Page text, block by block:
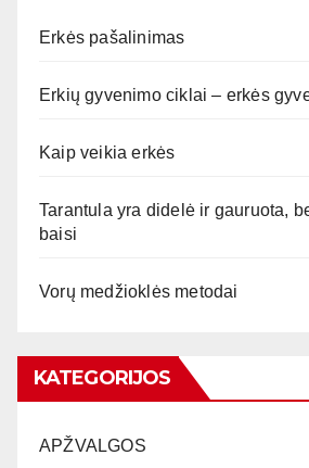
Erkės pašalinimas
Erkių gyvenimo ciklai – erkės
Kaip veikia erkės
Tarantula yra didelė ir gauruota,
baisi
Vorų medžioklės metodai
KATEGORIJOS
APŽVALGOS